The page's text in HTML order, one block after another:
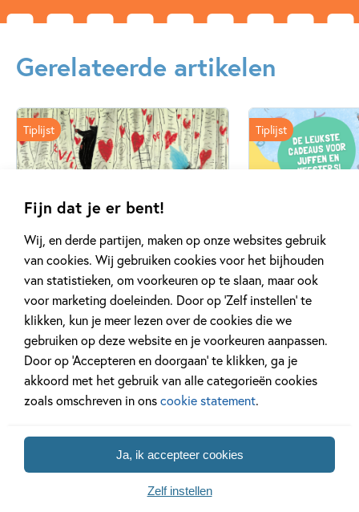
Fijn dat je er bent!
Wij, en derde partijen, maken op onze websites gebruik
van cookies. Wij gebruiken cookies voor het bijhouden
van statistieken, om voorkeuren op te slaan, maar ook
voor marketing doeleinden. Door op ‘Zelf instellen’ te
klikken, kun je meer lezen over de cookies die we
gebruiken op deze website en je voorkeuren aanpassen.
Door op ‘Accepteren en doorgaan’ te klikken, ga je
akkoord met het gebruik van alle categorieën cookies
zoals omschreven in onscookie statement.
Ja, ik accepteer cookies
Zelf instellen
Gerelateerde artikelen
Top 5 boeken over de liefde
Tiplijst
Lees meer
De
boekcadeaus
meesters!
Tiplijst
Lees meer